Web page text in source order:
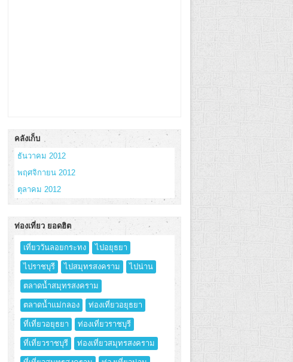
คลังเก็บ
ธันวาคม 2012
พฤศจิกายน 2012
ตุลาคม 2012
ท่องเที่ยว ยอดฮิต
เที่ยววันลอยกระทง ไปอยุธยา
ไปราชบุรี ไปสมุทรสงคราม ไปน่าน
ตลาดน้ำสมุทรสงคราม
ตลาดน้ำแม่กลอง ท่องเที่ยวอยุธยา
ที่เที่ยวอยุธยา ท่องเที่ยวราชบุรี
ที่เที่ยวราชบุรี ท่องเที่ยวสมุทรสงคราม